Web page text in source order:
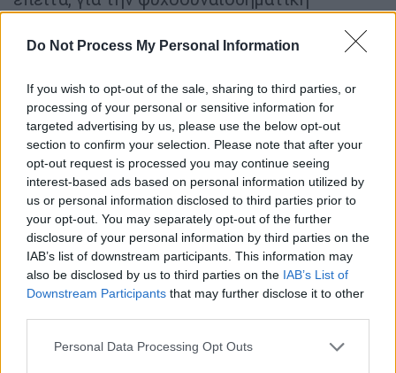
Do Not Process My Personal Information
If you wish to opt-out of the sale, sharing to third parties, or
processing of your personal or sensitive information for
targeted advertising by us, please use the below opt-out
section to confirm your selection. Please note that after your
opt-out request is processed you may continue seeing
interest-based ads based on personal information utilized by
us or personal information disclosed to third parties prior to
your opt-out. You may separately opt-out of the further
disclosure of your personal information by third parties on the
IAB’s list of downstream participants. This information may
also be disclosed by us to third parties on the IAB’s List of
Downstream Participants that may further disclose it to other
Please note that this website/app uses one or more Google
Personal Data Processing Opt Outs
είναι καίριας σημασίας να λειτουργούν στο
τους εκπαιδευτικούς τους.
Ταυτόχρονα, όμως, η δια ζώσης λειτουργία
των σχολείων σε καιρό πανδημίας
διασφαλίζει και τη μεγαλύτερη ασφάλεια
των παιδιών μας, καθώς στα σχολεία
προβλέπεται ένα αποτελεσματικό δίχτυ
προστασίας της εκπαιδευτικής κοινότητας,
με τη διενέργεια συστηματικών τεστ κάθε
εβδομάδα για την προσέλευση στο σχολείο,
σε περίπτωση κρούσματος στο τμήμα,